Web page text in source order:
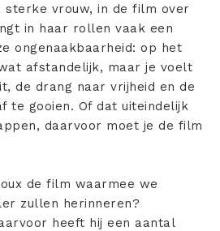
vrouw, in de film over
in haar rollen vaak een
ongenaakbaarheid: op het
afstandelijk, maar je voelt
de drang naar vrijheid en de
te gooien. Of dat uiteindelijk
daarvoor moet je de film
de film waarmee we
zullen herinneren?
heeft hij een aantal